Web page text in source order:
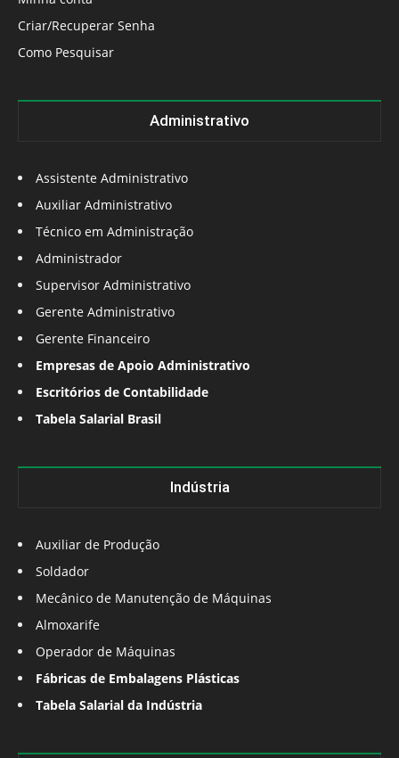
Criar/Recuperar Senha
Como Pesquisar
Administrativo
Assistente Administrativo
Auxiliar Administrativo
Técnico em Administração
Administrador
Supervisor Administrativo
Gerente Administrativo
Gerente Financeiro
Empresas de Apoio Administrativo
Escritórios de Contabilidade
Tabela Salarial Brasil
Indústria
Auxiliar de Produção
Soldador
Mecânico de Manutenção de Máquinas
Almoxarife
Operador de Máquinas
Fábricas de Embalagens Plásticas
Tabela Salarial da Indústria